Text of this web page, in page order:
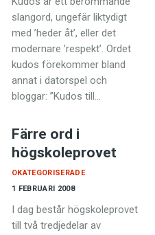
slangord, ungefär liktydigt
med ’heder åt’, eller det
modernare ’respekt’. Ordet
kudos förekommer bland
annat i datorspel och
bloggar: ”Kudos till…
Färre ord i
högskoleprovet
1 FEBRUARI 2008
OKATEGORISERADE
I dag består högskoleprovet
till två tredjedelar av